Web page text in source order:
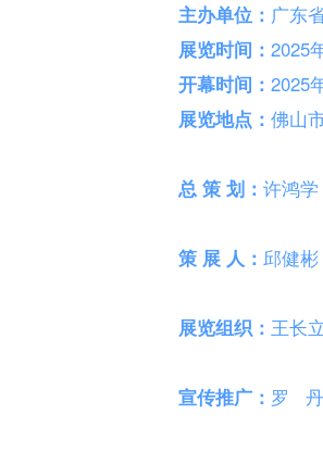
主办单位： 广东
展览时间： 2025
开幕时间： 2025
展览地点： 佛山
总 策 划： 许鸿学
策 展 人： 邱健彬
展览组织： 王长
宣传推广： 罗 丹